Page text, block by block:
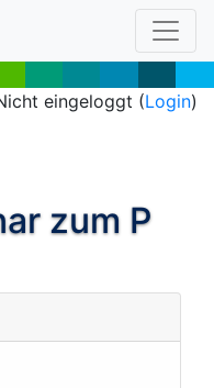
eingeloggt (Login)
zum P